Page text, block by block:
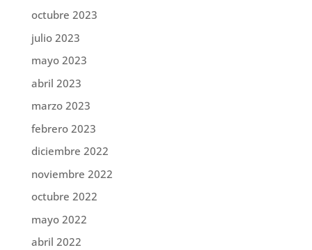
octubre 2023
julio 2023
mayo 2023
abril 2023
marzo 2023
febrero 2023
diciembre 2022
noviembre 2022
octubre 2022
mayo 2022
abril 2022